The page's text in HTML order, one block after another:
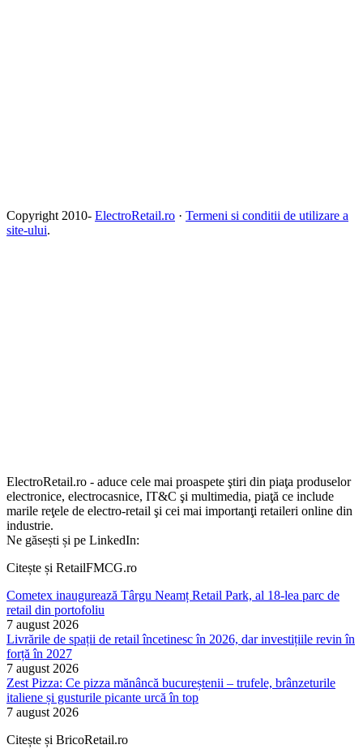
Copyright 2010- ElectroRetail.ro · Termeni si conditii de utilizare a
site-ului.
ElectroRetail.ro - aduce cele mai proaspete ştiri din piaţa produselor
electronice, electrocasnice, IT&C şi multimedia, piaţă ce include
marile reţele de electro-retail şi cei mai importanţi retaileri online din
industrie.
Ne găsești și pe LinkedIn:
Citește și RetailFMCG.ro
Cometex inaugurează Târgu Neamț Retail Park, al 18-lea parc de
retail din portofoliu
7 august 2026
Livrările de spații de retail încetinesc în 2026, dar investițiile revin în
forță în 2027
7 august 2026
Zest Pizza: Ce pizza mănâncă bucureștenii – trufele, brânzeturile
italiene și gusturile picante urcă în top
7 august 2026
Citește și BricoRetail.ro